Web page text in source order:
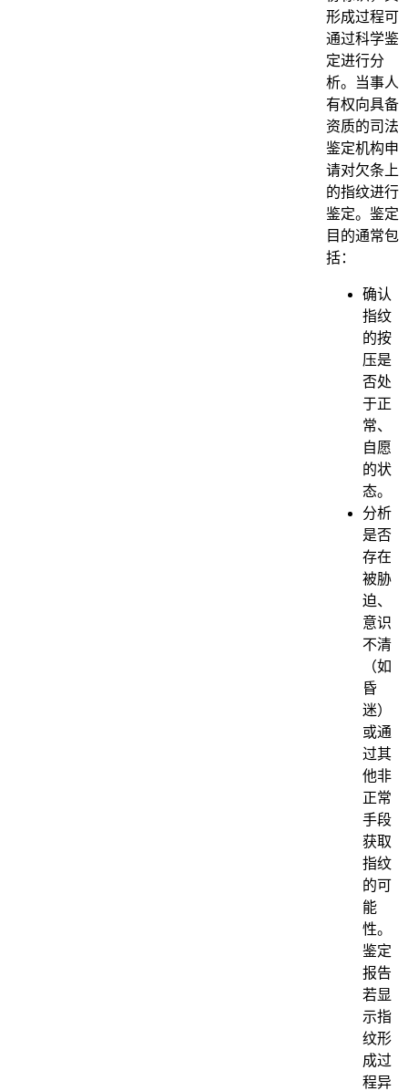
形成过程可
通过科学鉴
定进行分
析。当事人
有权向具备
资质的司法
鉴定机构申
请对欠条上
的指纹进行
鉴定。鉴定
目的通常包
括：
确认
指纹
的按
压是
否处
于正
常、
自愿
的状
态。
分析
是否
存在
被胁
迫、
意识
不清
（如
昏
迷）
或通
过其
他非
正常
手段
获取
指纹
的可
能
性。
鉴定
报告
若显
示指
纹形
成过
程异